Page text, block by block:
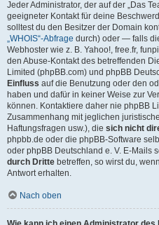
Jeder Administrator, der auf der „Das
geeigneter Kontakt für deine
solltest du den Besitzer der Domain
„WHOIS“-Abfrage durch) oder — falls
Webhoster wie z. B. Yahoo!, free.fr,
den Abuse-Kontakt des betreffenden
Limited (phpBB.com) und phpBB
Einfluss auf die Benutzung oder den
haben und dafür in keiner Weise zur
können. Kontaktiere daher nie phpBB
Zusammenhang mit jeglichen
Haftungsfragen usw.), die sich nicht
phpbb.de oder die phpBB-Software
oder phpBB Deutschland e. V. E-Mails
durch Dritte betreffen, so wirst du,
Antwort erhalten.
Nach oben